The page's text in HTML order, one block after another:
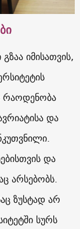
იმისათვის,
რაოდენობა
და
და
არსებობს.
ზუსტად არ
სურს